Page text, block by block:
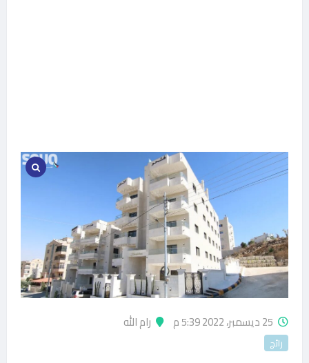
25 ديسمبر، 2022 5:39 م رام الله
رائج